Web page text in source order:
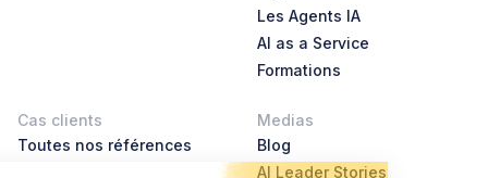
Les Agents IA
AI as a Service
Formations
Cas clients
Toutes nos références
Medias
Blog
AI Leader Stories